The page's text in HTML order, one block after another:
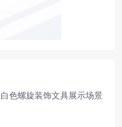
色螺旋装饰文具展示场景